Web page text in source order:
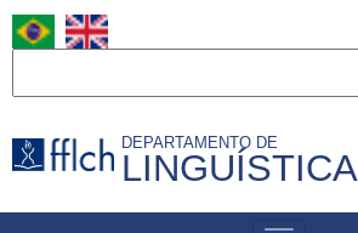
Pular
para
principal
DEPARTAMENTO DE
LINGUÍSTICA